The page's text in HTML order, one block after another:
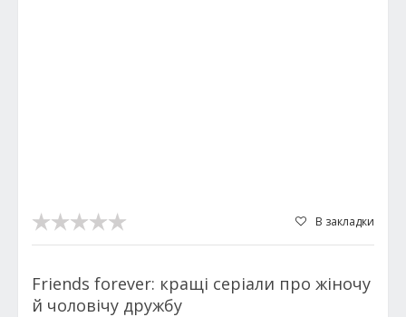
В закладки
Friends forever: кращі серіали про жіночу
й чоловічу дружбу